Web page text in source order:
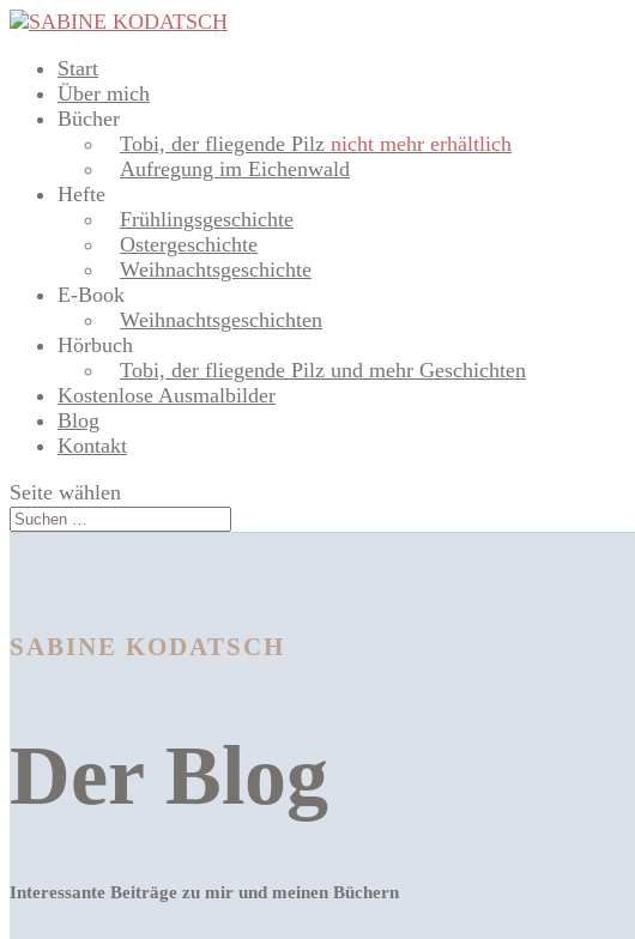
Start
Über mich
Bücher
Tobi, der fliegende Pilz nicht mehr erhältlich
Aufregung im Eichenwald
Hefte
Frühlingsgeschichte
Ostergeschichte
Weihnachtsgeschichte
E-Book
Weihnachtsgeschichten
Hörbuch
Tobi, der fliegende Pilz und mehr Geschichten
Kostenlose Ausmalbilder
Blog
Kontakt
Seite wählen
SABINE KODATSCH
Der Blog
Interessante Beiträge zu mir und meinen Büchern